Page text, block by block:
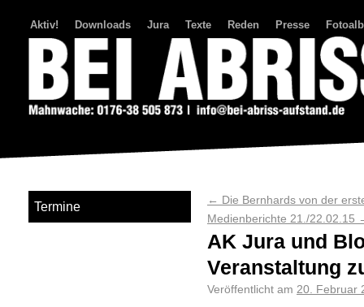
Aktiv! Downloads Jura Texte Reden Presse
← Die Bernhards von der
Medienberichte 21./22.02.15
AK Jura und
Veranstaltung
Veröffentlicht am 20. Februar
Termine